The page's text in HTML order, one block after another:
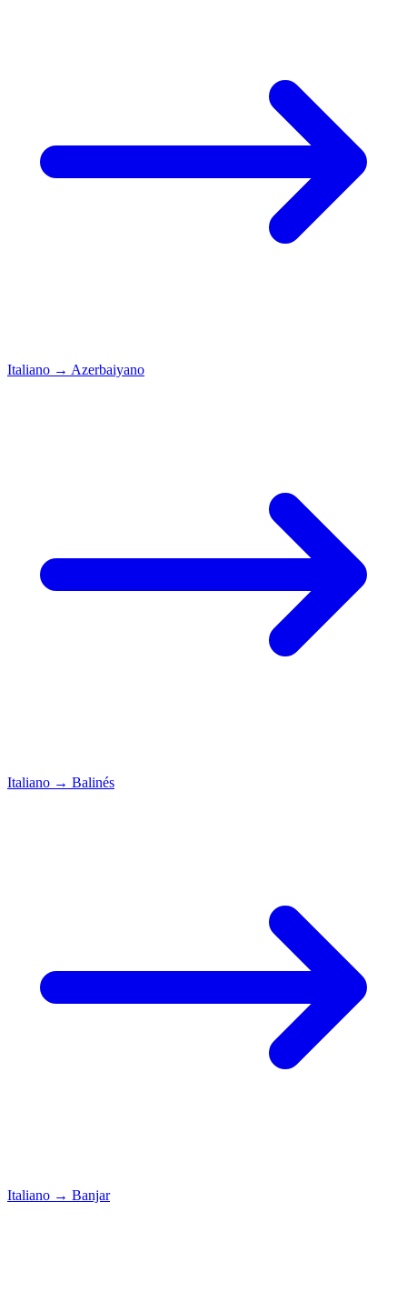
Italiano → Azerbaiyano
Italiano → Balinés
Italiano → Banjar